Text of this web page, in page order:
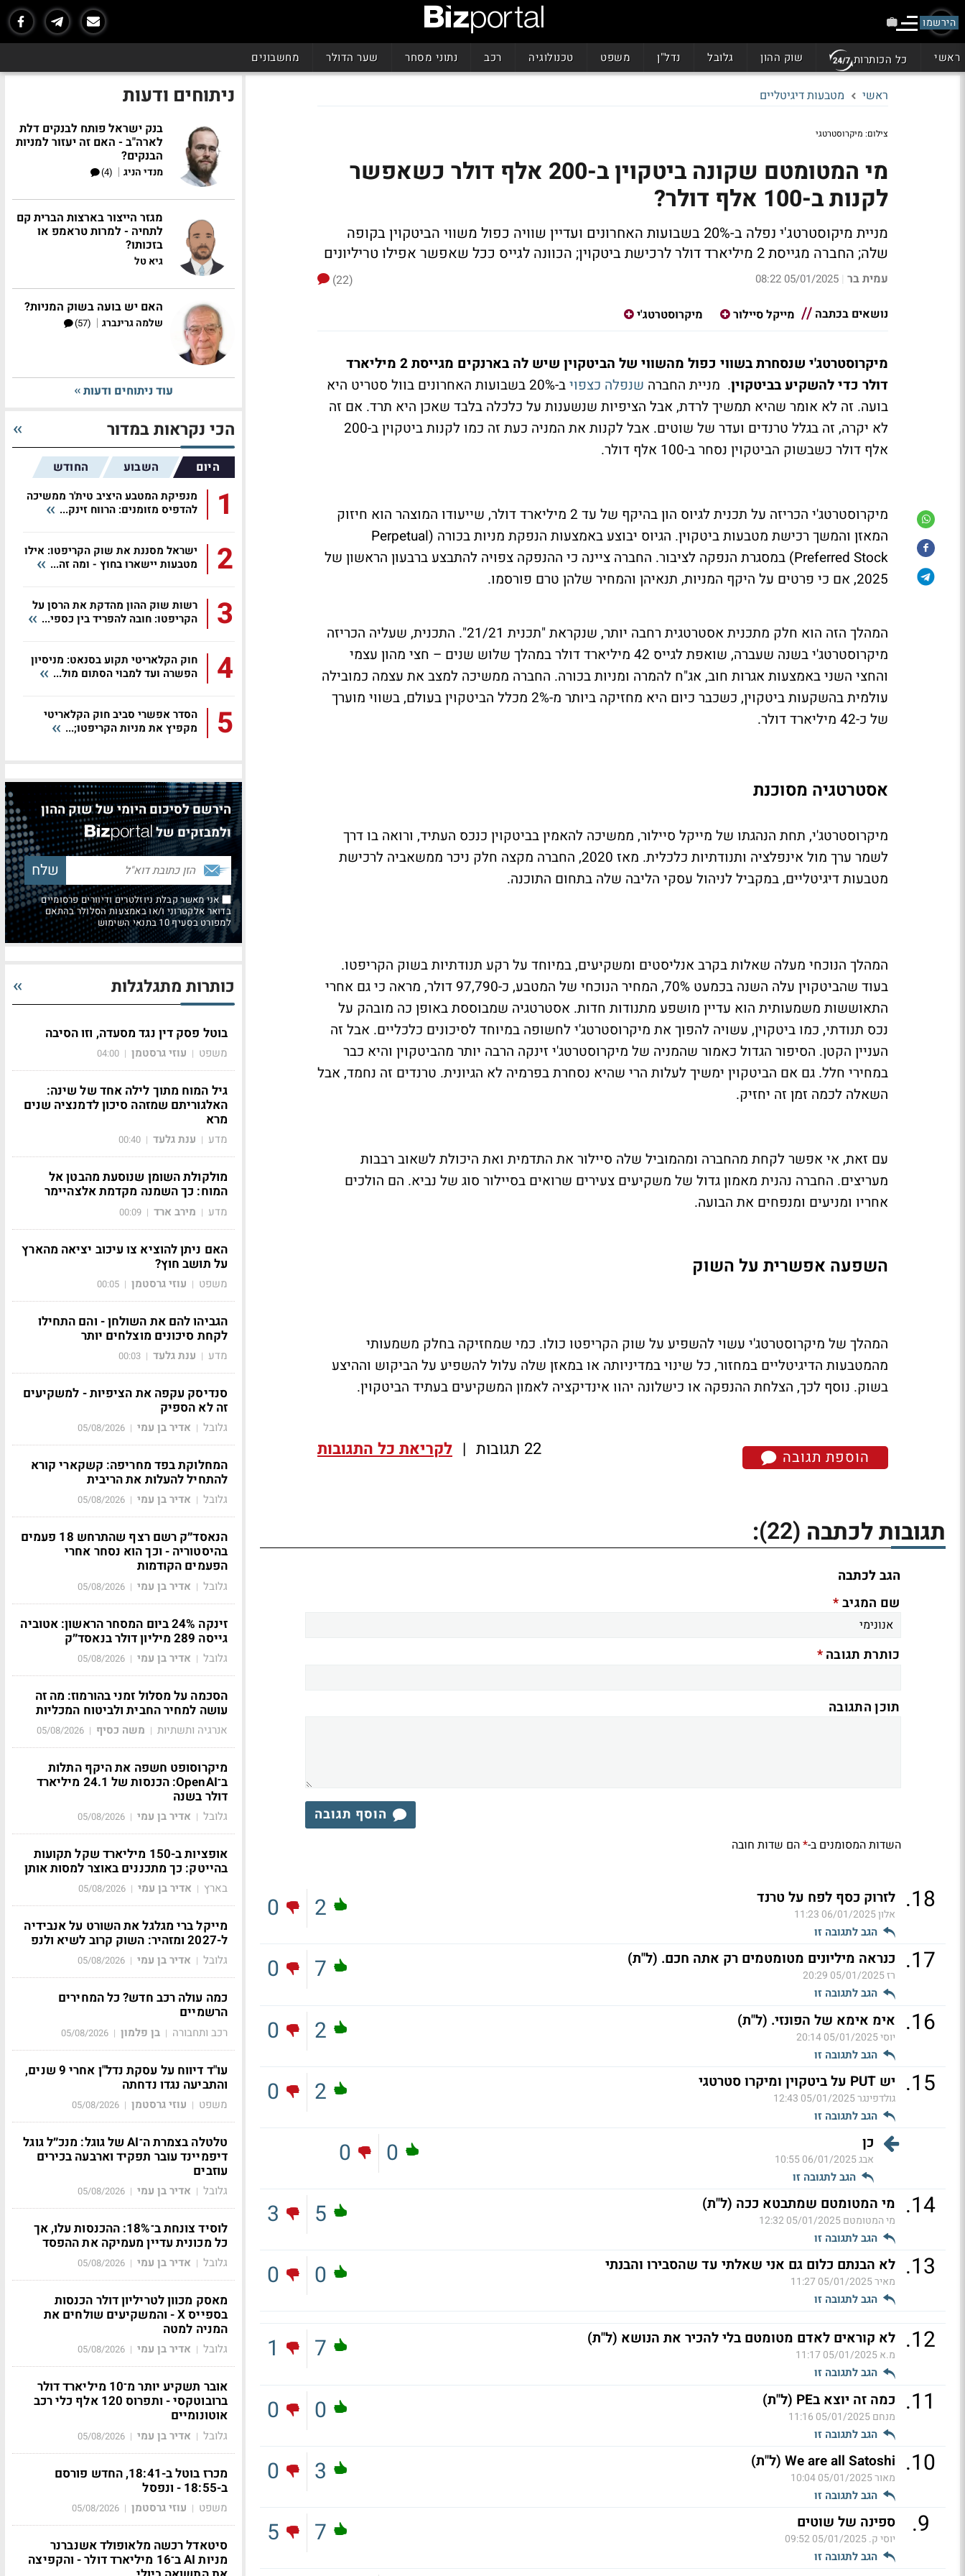
הירשמו
ראשי כל הכותרות שוק ההון גלובל נדל"ן משפט טכנולוגיה רכב נתוני מסחר שער הדולר מחשבונים
ראשי מטבעות דיגיטליים
צילום: מיקרוסטרטגי
מי המטומטם שקונה ביטקוין ב-200 אלף דולר כשאפשר
לקנות ב-100 אלף דולר?
מניית מיקוסטרטג'י נפלה ב-20% בשבועות האחרונים ועדיין שוויה כפול משווי הביטקוין בקופה
שלה; החברה מגייסת 2 מיליארד דולר לרכישת ביטקוין; הכוונה לגייס ככל שאפשר אפילו טריליונים
עמית בר |
05/01/2025 08:22
(22)
נושאים בכתבה
מייקל סיילור מיקרוסטרטג'י
מיקרוסטרטג'י שנסחרת בשווי כפול מהשווי של הביטקוין שיש לה בארנקים מגייסת 2 מיליארד
דולר כדי להשקיע בביטקוין. מניית החברה שנפלה כצפוי
ב-20% בשבועות האחרונים בוול סטריט היא
בועה. זה לא אומר שהיא תמשיך לרדת, אבל הציפיות שנשענות על כלכלה בלבד שאכן היא תרד. אם זה
לא יקרה, זה בגלל טרנדים ועדר של שוטים. אבל לקנות את המניה כעת זה כמו לקנות ביטקוין ב-200
אלף דולר כשבשוק הביטקוין נסחר ב-100 אלף דולר.
מיקרוסטרטג'י הכריזה על תכנית לגיוס הון בהיקף של עד 2 מיליארד דולר, שייעודו המוצהר הוא חיזוק
המאזן והמשך רכישת מטבעות ביטקוין. הגיוס יבוצע באמצעות הנפקת מניות בכורה (Perpetual
Preferred Stock) במסגרת הנפקה לציבור. החברה ציינה כי ההנפקה צפויה להתבצע ברבעון הראשון של
2025, אם כי פרטים על היקף המניות, תנאיהן והמחיר שלהן טרם פורסמו.
המהלך הזה הוא חלק מתכנית אסטרטגית רחבה יותר, שנקראת "תכנית 21/21". התכנית, שעליה הכריזה
מיקרוסטרטג'י בשנה שעברה, שואפת לגייס 42 מיליארד דולר במהלך שלוש שנים – חצי מהון עצמי
והחצי השני באמצעות אגרות חוב, אג"ח להמרה ומניות בכורה. החברה ממשיכה למצב את עצמה כמובילה
עולמית בהשקעות ביטקוין, כשכבר כיום היא מחזיקה ביותר מ-2% מכלל הביטקוין בעולם, בשווי מוערך
של כ-42 מיליארד דולר.
אסטרטגיה מסוכנת
מיקרוסטרטג'י, תחת הנהגתו של מייקל סיילור, ממשיכה להאמין בביטקוין כנכס העתיד, ורואה בו דרך
לשמר ערך מול אינפלציה ותנודתיות כלכלית. מאז 2020, החברה מקצה חלק ניכר ממשאביה לרכישת
מטבעות דיגיטליים, במקביל לניהול עסקי הליבה שלה בתחום התוכנה.
המהלך הנוכחי מעלה שאלות בקרב אנליסטים ומשקיעים, במיוחד על רקע תנודתיות בשוק הקריפטו.
בעוד שהביטקוין עלה השנה בכמעט 70%, המחיר הנוכחי של המטבע, כ-97,790 דולר, מראה כי גם אחרי
התאוששות משמעותית הוא עדיין מושפע מתנודות חדות. אסטרטגיה שמבוססת באופן כה מובהק על
נכס תנודתי, כמו ביטקוין, עשויה להפוך את מיקרוסטרטג'י לחשופה במיוחד לסיכונים כלכליים. אבל זה
העניין הקטן. הסיפור הגדול כאמור שהמניה של מיקרוסטרטג'י זינקה הרבה יותר מהביטקוין והיא כבר
במחירי חלל. גם אם הביטקוין ימשיך לעלות הרי שהיא נסחרת בפרמיה לא הגיונית. טרנדים זה נחמד, אבל
השאלה לכמה זמן זה יחזיק.
עם זאת, אי אפשר לקחת מהחברה ומהמוביל שלה סיילור את התדמית ואת היכולת לשאוב רבבות
מעריצים. החברה נהנית מאמון גדול של משקיעים צעירים שרואים בסיילור סוג של נביא. הם הולכים
אחריו ומניעים ומנפחים את הבועה.
השפעה אפשרית על השוק
המהלך של מיקרוסטרטג'י עשוי להשפיע על שוק הקריפטו כולו. כמי שמחזיקה בחלק משמעותי
מהמטבעות הדיגיטליים במחזור, כל שינוי במדיניותה או במאזן שלה עלול להשפיע על הביקוש וההיצע
בשוק. נוסף לכך, הצלחת ההנפקה או כישלונה יהוו אינדיקציה לאמון המשקיעים בעתיד הביטקוין.
הוספת תגובה 22 תגובות | לקריאת כל התגובות
תגובות לכתבה (22)
:
הגב לכתבה
שם המגיב*
כותרת תגובה*
תוכן התגובה
הוסף תגובה
השדות המסומנים ב-*הם שדות חובה
18
. לזרוק כסף לפח על טרנד
אלון06/01/2025 11:23
הגב לתגובה זו
2
0
17
. כנראה מיליונים מטומטמים רק אתה חכם. (ל"ת)
רז05/01/2025 20:29
הגב לתגובה זו
7
0
16
. אימ אימא של הפונזי. (ל"ת)
יוסי05/01/2025 20:14
הגב לתגובה זו
2
0
15
. יש PUT על ביטקוין ומיקרו סטרטגי
גולדפינגר05/01/2025 12:43
הגב לתגובה זו
2
0
כן
אבג06/01/2025 10:55
הגב לתגובה זו
0
0
14
. מי המטומטם שמתבטא ככה (ל"ת)
מי המטומטם05/01/2025 12:32
הגב לתגובה זו
5
3
13
. לא הבנתם כלום גם אני שאלתי עד שהסבירו והבנתי
מאיר05/01/2025 11:27
הגב לתגובה זו
0
0
12
. לא קוראים לאדם מטומטם בלי להכיר את הנושא (ל"ת)
מ.א05/01/2025 11:17
הגב לתגובה זו
7
1
11
. כמה זה יוצא בPE (ל"ת)
מנחם05/01/2025 11:16
הגב לתגובה זו
0
0
10
. We are all Satoshi (ל"ת)
מאור05/01/2025 10:04
הגב לתגובה זו
3
0
9
. ספינה של שוטים
יוסי ק.05/01/2025 09:52
הגב לתגובה זו
7
5
ניתוחים ודעות
בנק ישראל פותח לבנקים דלת
לארה"ב - האם זה יעזור למניות
הבנקים?
מנדי הניג |
(4)
מגזר הייצור בארצות הברית קם
לתחיה - למרות טראמפ או
בזכותו?
גיא טל
האם יש בועה בשוק המניות?
שלמה גרינברג |
(57)
עוד ניתוחים ודעות
הכי נקראות במדור
היום השבוע החודש
1
מנפיקת המטבע היציב טית'ר ממשיכה
להדפיס מזומנים: הרווח זינק...
2
ישראל מסננת את שוק הקריפטו: אילו
מטבעות יישארו בחוץ - ומה זה...
3
רשות שוק ההון מהדקת את הרסן על
הקריפטו: חובה להפריד בין כספי...
4
חוק הקלאריטי תקוע בסנאט: מניסיון
הפשרה ועד למבוי הסתום מול...
5
הסדר אפשרי סביב חוק הקלאריטי
מקפיץ את מניות הקריפטו;...
הירשם לסיכום היומי של שוק ההון
ולמבזקים של
אני מאשר קבלת ניוזלטרים ודיוורים פרסומיים
בדואר אלקטרוני ו/או באמצעות הסלולר בהתאם
למפורט בסעיף 10 בתנאי השימוש
כותרות מתגלגלות
בוטל פסק דין נגד מסעדה, וזו הסיבה
משפט | עוזי גרסטמן |
04:00
גיל המוח מתוך לילה אחד של שינה:
האלגוריתם שמזהה סיכון לדמנציה שנים
מרא
מדע | ענת גלעד |
00:40
מולקולת השומן שנוסעת מהבטן אל
המוח: כך השמנה מקדמת אלצהיימר
מדע | מירב ארד |
00:09
האם ניתן להוציא צו עיכוב יציאה מהארץ
על תושב חוץ?
משפט | עוזי גרסטמן |
00:05
הגביהו להם את השולחן - והם התחילו
לקחת סיכונים מוצלחים יותר
מדע | ענת גלעד |
00:03
סנדיסק עקפה את הציפיות - למשקיעים
זה לא הספיק
גלובל | אדיר בן עמי |
05/08/2026
המחלוקת בפד מחריפה: קשקארי קורא
להתחיל להעלות את הריבית
גלובל | אדיר בן עמי |
05/08/2026
הנאסד״ק רשם רצף שהתרחש 18 פעמים
בהיסטוריה - וכך הוא נסחר אחרי
הפעמים הקודמות
גלובל | אדיר בן עמי |
05/08/2026
זינקה 24% ביום המסחר הראשון: אטוביה
גייסה 289 מיליון דולר בנאסד״ק
גלובל | אדיר בן עמי |
05/08/2026
הסכמה על מסלול זמני בהורמוז: מה זה
עושה למחיר החבית ולביטוח המכליות
אנרגיה ותשתיות | משה כסיף |
05/08/2026
מיקרוסופט חשפה את היקף התלות
ב־OpenAI: הכנסות של 24.1 מיליארד
דולר בשנה
גלובל | אדיר בן עמי |
05/08/2026
אופציות ב-150 מיליארד שקל תקועות
בהייטק: כך מתכננים באוצר למסות אותן
בארץ | אדיר בן עמי |
05/08/2026
מייקל ברי מגלגל את השורט על אנבידיה
ל-2027 ומזהיר: השוק קרוב לשיא ולנפ
גלובל | אדיר בן עמי |
05/08/2026
כמה עולה רכב חדש? כל המחירים
הרשמיים
רכב ותחבורה | בן פלמון |
05/08/2026
עו"ד דיווח על עסקת נדל"ן אחרי 9 שנים,
והתביעה נגדו נדחתה
משפט | עוזי גרסטמן |
05/08/2026
טלטלה בצמרת ה־AI של גוגל: מנכ״ל גוגל
דיפמיינד עובר תפקיד וארבעה בכירים
עוזבים
גלובל | אדיר בן עמי |
05/08/2026
לוסיד צונחת ב־18%: ההכנסות עלו, אך
כל מכונית עדיין מעמיקה את ההפסד
גלובל | אדיר בן עמי |
05/08/2026
מאסק מכוון לטריליון דולר הכנסות
בספייס X - והמשקיעים שולחים את
המניה למטה
גלובל | אדיר בן עמי |
05/08/2026
אובר תשקיע יותר מ־10 מיליארד דולר
ברובוטקסי - ותפרוס 120 אלף כלי רכב
אוטונומיים
גלובל | אדיר בן עמי |
05/08/2026
מכרז בוטל ב-18:41, החדש פורסם
ב-18:55 - ונפסל
משפט | עוזי גרסטמן |
05/08/2026
סיטאדל רכשה מלאופולד אשנברנר
מניות AI ב־16 מיליארד דולר - והקפיצה